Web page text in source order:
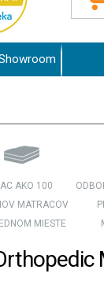
AKO 100
MATRACOV
MIESTE